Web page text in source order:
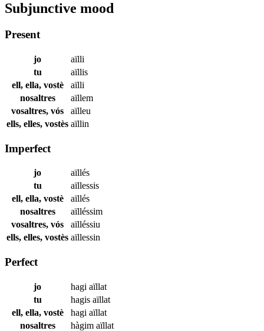
Subjunctive mood
Present
jo
aïlli
tu
aïllis
ell, ella, vostè
aïlli
nosaltres
aïllem
vosaltres, vós
aïlleu
ells, elles, vostès aïllin
Imperfect
jo
aïllés
tu
aïllessis
ell, ella, vostè
aïllés
nosaltres
aïlléssim
vosaltres, vós
aïlléssiu
ells, elles, vostès aïllessin
Perfect
jo hagi aïllat
tu
hagis aïllat
ell, ella, vostè
hagi aïllat
nosaltres
hàgim aïllat